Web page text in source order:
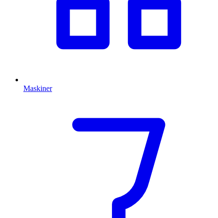
Maskiner